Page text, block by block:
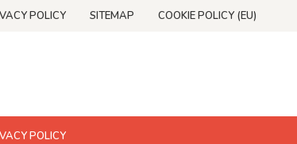
POLICY SITEMAP COOKIE POLICY (EU)
POLICY